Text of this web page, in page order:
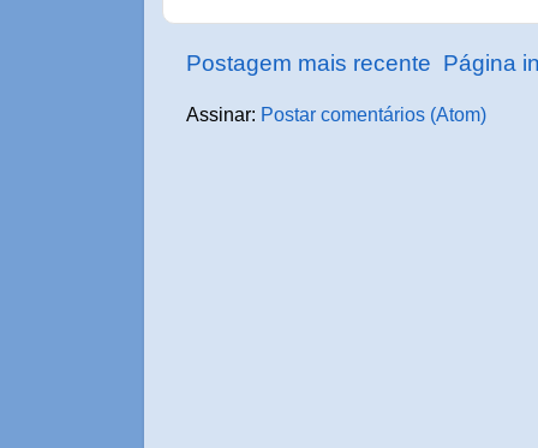
Postagem mais recente Página
Assinar: Postar comentários (Atom)